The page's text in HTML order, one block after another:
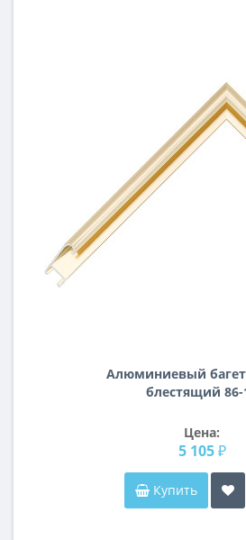
Алюминиевый
блестящий 86-
Цена:
5 105 ₽
Купить